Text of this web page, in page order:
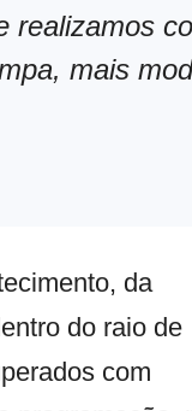
realizamos
mais
da
do raio de
com